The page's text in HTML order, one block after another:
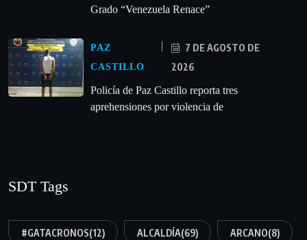
Grado “Venezuela Renace”
PAZ
CASTILLO
7 DE AGOSTO DE
2026
‎Policía de Paz Castillo reporta tres
aprehensiones por violencia de
SDT Tags
#GATACRONOS(12) ALCALDÍA(69) ARCANO(8)